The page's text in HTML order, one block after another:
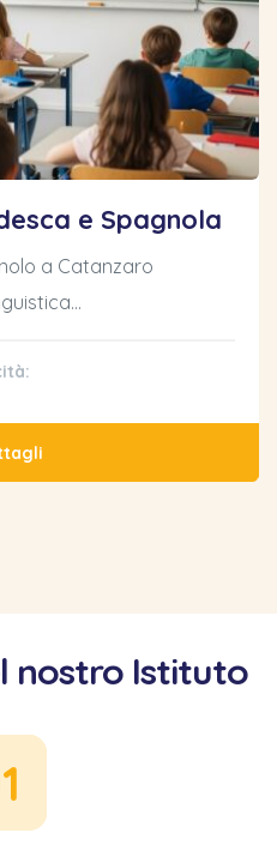
e Spagnola
a Catanzaro
nostro Istituto